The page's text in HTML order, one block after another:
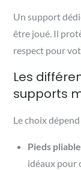
Un support
être joué. Il
respect pour
Les
supports
Le choix
Pieds
idéaux pour